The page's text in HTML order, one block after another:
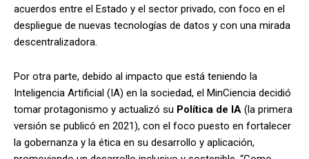
acuerdos entre el Estado y el sector privado, con foco en el
despliegue de nuevas tecnologías de datos y con una mirada
descentralizadora.
Por otra parte, debido al impacto que está teniendo la
Inteligencia Artificial (IA) en la sociedad, el MinCiencia decidió
tomar protagonismo y actualizó su Política de IA (la primera
versión se publicó en 2021), con el foco puesto en fortalecer
la gobernanza y la ética en su desarrollo y aplicación,